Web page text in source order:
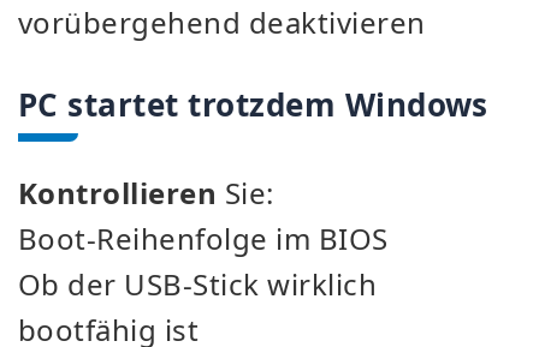
vorübergehend deaktivieren
PC startet trotzdem Windows
Kontrollieren Sie:
Boot-Reihenfolge im BIOS
Ob der USB-Stick wirklich
bootfähig ist